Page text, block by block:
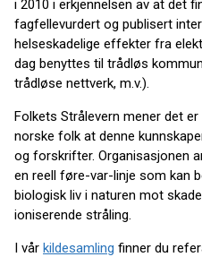
i 2010 i erkjennelsen av at det
fagfellevurdert og publisert
helseskadelige effekter fra
dag benyttes til trådløs
trådløse nettverk, m.v.).
Folkets Strålevern mener det
norske folk at denne
og forskrifter. Organisasjonen
en reell føre-var-linje som kan
biologisk liv i naturen mot
ioniserende stråling.
I vår kildesamling finner du